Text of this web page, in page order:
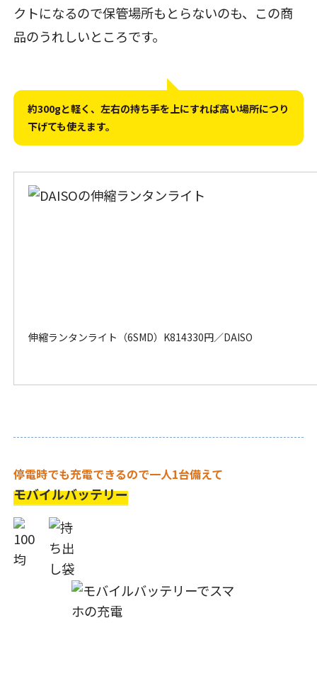
クトになるので保管場所もとらないのも、この商
品のうれしいところです。
約300gと軽く、左右の持ち手を上にすれば高い場所につり
下げても使えます。
伸縮ランタンライト（6SMD）K814330円／DAISO
停電時でも充電できるので一人1台備えて
モバイルバッテリー